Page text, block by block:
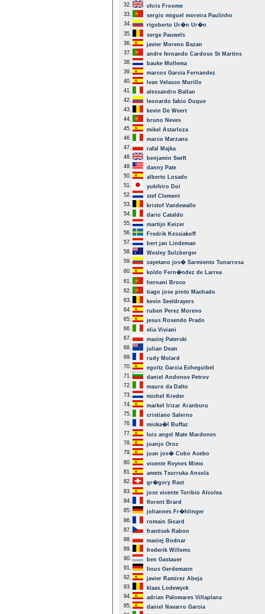
32.
chris Froome
33.
sergio miguel moreira Paulinho
34.
rigoberto Ur�n Ur�n
35.
serge Pauwels
36.
javier Moreno Bazan
37.
andre fernando Cardoso St Martins
38.
bauke Mollema
39.
marcos Garcia Fernandez
40.
Ivan Velasco Murillo
41.
alessandro Ballan
42.
leonardo fabio Duque
43.
kevin De Weert
44.
bruno Neves
45.
mikel Astarloza
46.
marco Marzano
47.
rafal Majka
48.
benjamin Swift
49.
danny Pate
50.
alberto Losado
51.
yukihiro Doi
52.
stef Clement
53.
kristof Vandewalle
54.
dario Cataldo
55.
martijn Keizer
56.
Fredrik Kessiakoff
57.
bert jan Lindeman
58.
Wesley Sulzberger
59.
cayetano jos� Sarmiento Tunarrosa
60.
koldo Fern�ndez de Larrea
61.
hernani Broco
62.
tiago jose pinto Machado
63.
kevin Seeldrayers
64.
ruben Perez Moreno
65.
jesus Rosendo Prado
66.
elia Viviani
67.
maciej Paterski
68.
julian Dean
69.
rudy Molard
70.
egoitz Garcia Echeguibel
71.
daniel Andonov Petrov
72.
mauro da Dalto
73.
michel Kreder
74.
markel Irizar Aranburu
75.
cristiano Salerno
76.
micka�l Buffaz
77.
luis angel Mate Mardones
78.
juanjo Oroz
79.
juan jos� Cobo Acebo
80.
vicente Reynes Mimo
81.
amets Txurruka Ansola
82.
gr�gory Rast
83.
jose vicente Toribio Alcolea
84.
florent Brard
85.
johannes Fr�hlinger
86.
romain Sicard
87.
frantisek Rabon
88.
maciej Bodnar
89.
frederik Willems
90.
ben Gastauer
91.
linus Gerdemann
92.
javier Ramirez Abeja
93.
klaas Lodewyck
94.
adrian Palomares Villaplana
95.
daniel Navarro Garcia